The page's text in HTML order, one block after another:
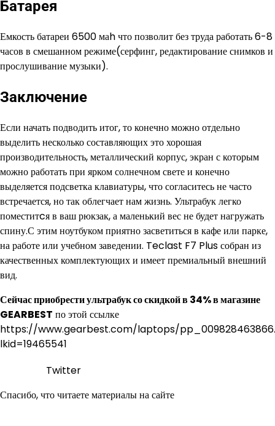
Батарея
Емкость батареи 6500 маh что позволит без труда работать 6-8
часов в смешанном режиме(серфинг, редактирование снимков и
прослушивание музыки).
Заключение
Если начать подводить итог, то конечно можно отдельно
выделить несколько составляющих это хорошая
производительность, металлический корпус, экран с которым
можно работать при ярком солнечном свете и конечно
выделяется подсветка клавиатуры, что согласитесь не часто
встречается, но так облегчает нам жизнь. Ультрабук легко
поместитcя в ваш рюкзак, а маленький вес не будет нагружать
спину.С этим ноутбуком приятно засветиться в кафе или парке,
на работе или учебном заведении. Teclast F7 Plus собран из
качественных комплектующих и имеет премиальный внешний
вид.
Сейчас приобрести ультрабук со скидкой в 34% в магазине
GEARBEST по этой ссылке
https://www.gearbest.com/laptops/
lkid=19465541
Twitter
Спасибо, что читаете материалы на сайте